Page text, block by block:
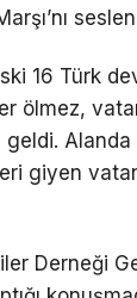
16 Türk
ölmez,
Alanda
giyen
Derneği